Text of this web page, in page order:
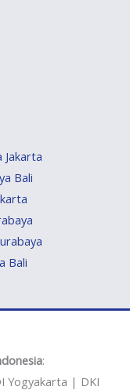
Jakarta
Bali
Bali
:
Yogyakarta | DKI